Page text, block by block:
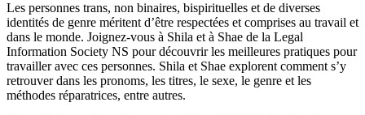
Les personnes trans, non binaires, bispirituelles et de diverses
identités de genre méritent d’être respectées et comprises au travail et
dans le monde. Joignez-vous à Shila et à Shae de la Legal
Information Society NS pour découvrir les meilleures pratiques pour
travailler avec ces personnes. Shila et Shae explorent comment s’y
retrouver dans les pronoms, les titres, le sexe, le genre et les
méthodes réparatrices, entre autres.